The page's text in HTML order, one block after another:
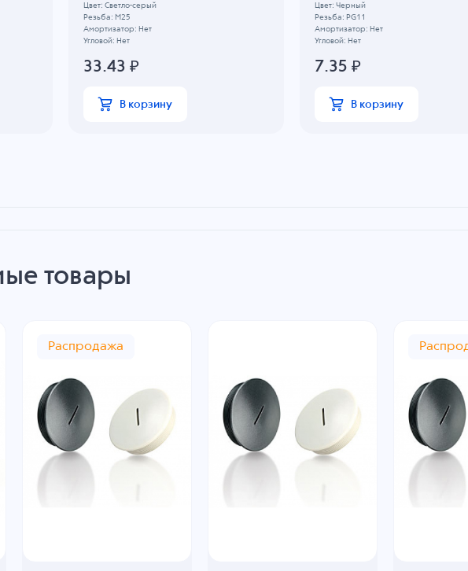
Цвет: Светло-серый
Резьба: M25
Амортизатор: Нет
Угловой: Нет
33.43 ₽
В корзину
Цвет: Черный
Резьба: PG11
Амортизатор: Нет
Угловой: Нет
7.35 ₽
В корзину
товары
Распродажа